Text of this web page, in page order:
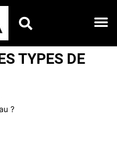
TYPES DE
?